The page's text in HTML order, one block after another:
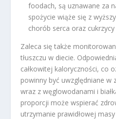
foodach, są uznawane za
spożycie wiąże się z
chorób serca oraz cukrzycy
Zaleca się także
tłuszczu w diecie.
całkowitej kaloryczności, co
powinny być uwzględniane w
wraz z węglowodanami i
proporcji może wspierać
utrzymanie prawidłowej masy